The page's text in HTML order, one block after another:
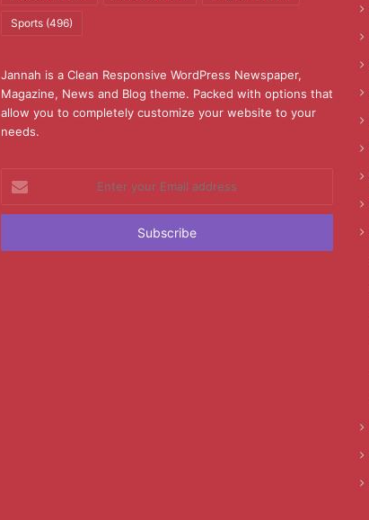
Sports(496)
Jannah is a Clean Responsive WordPress Newspaper,
Magazine, News and Blog theme. Packed with options that
allow you to completely customize your website to your
needs.
your
Email